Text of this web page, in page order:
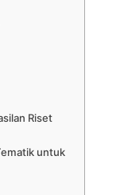
Riset
untuk